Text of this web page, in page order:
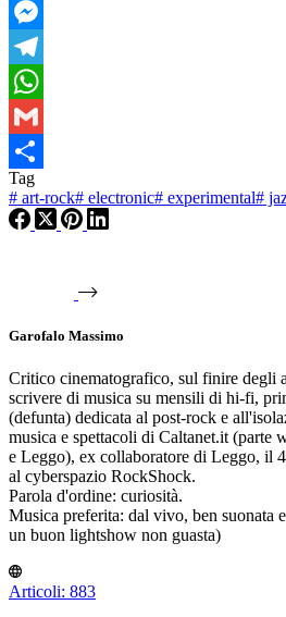
Twitter
Messenger
Telegram
WhatsApp
Gmail
Condividi
Tag
# art-rock# electronic# experimental#
Garofalo Massimo
Critico cinematografico, sul finire degli
scrivere di musica su mensili di hi-fi,
(defunta) dedicata al post-rock e
musica e spettacoli di Caltanet.it (parte
e Leggo), ex collaboratore di Leggo, il
al cyberspazio RockShock.
Parola d'ordine: curiosità.
Musica preferita: dal vivo, ben suonata
un buon lightshow non guasta)
Articoli: 883